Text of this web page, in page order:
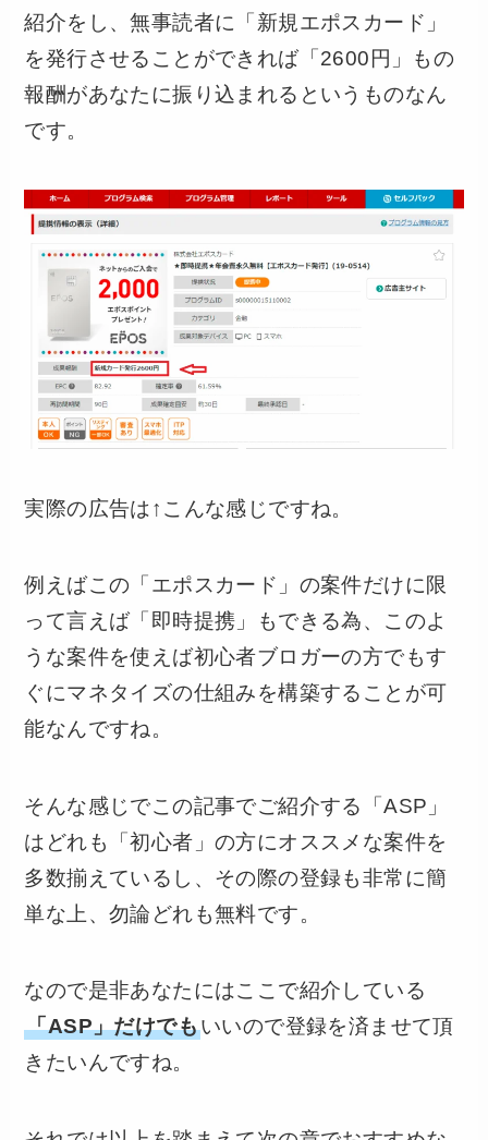
紹介をし、無事読者に「新規エポスカード」
を発行させることができれば「2600円」もの
報酬があなたに振り込まれるというものなん
です。
実際の広告は↑こんな感じですね。
例えばこの「エポスカード」の案件だけに限
って言えば「即時提携」もできる為、このよ
うな案件を使えば初心者ブロガーの方でもす
ぐにマネタイズの仕組みを構築することが可
能なんですね。
そんな感じでこの記事でご紹介する「ASP」
はどれも「初心者」の方にオススメな案件を
多数揃えているし、その際の登録も非常に簡
単な上、勿論どれも無料です。
なので是非あなたにはここで紹介している
「ASP」だけでもいいので登録を済ませて頂
きたいんですね。